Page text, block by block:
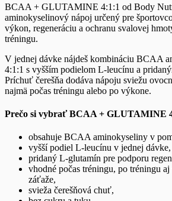
BCAA + GLUTAMINE 4:1:1 od Body
aminokyselinový nápoj určený pre
výkon, regeneráciu a ochranu svalovej
tréningu.
V jednej dávke nájdeš kombináciu BCAA
4:1:1 s vyšším podielom L-leucínu a
Príchuť čerešňa dodáva nápoju sviežu
najmä počas tréningu alebo po výkone.
Prečo si vybrať BCAA + GLUTAMINE
obsahuje BCAA aminokyseliny v
vyšší podiel L-leucínu v jednej dávke,
pridaný L-glutamín pre podporu
vhodné počas tréningu, po tréningu
záťaže,
svieža čerešňová chuť,